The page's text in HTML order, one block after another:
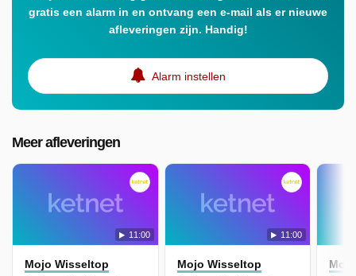
gratis een alarm in en ontvang een e-mail als er nieuwe
afleveringen zijn. Handig!
Alarm instellen
Meer afleveringen
11:00
Mojo Wisseltop
11:00
Mojo Wisseltop